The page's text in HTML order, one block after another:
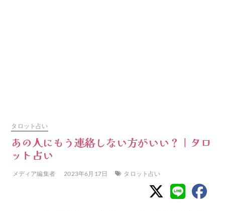
タロット占い
あの人にもう連絡しない方がいい？｜タロ
ット占い
メディア編集者 2023年6月17日 タロット占い